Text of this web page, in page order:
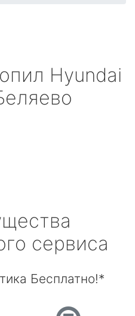
Hyundai
сервиса
Бесплатно!*